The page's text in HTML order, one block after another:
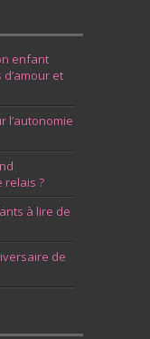
enfant
et
l’autonomie
relais ?
à lire de
de